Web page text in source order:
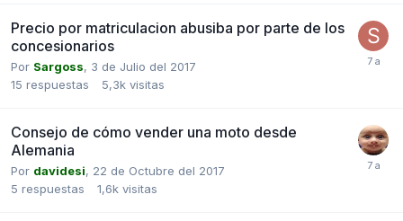
Precio por matriculacion abusiba por parte de los
concesionarios
Por Sargoss, 3 de Julio del 2017
15 respuestas 5,3k visitas
Consejo de cómo vender una moto desde
Alemania
Por davidesi, 22 de Octubre del 2017
5 respuestas 1,6k visitas